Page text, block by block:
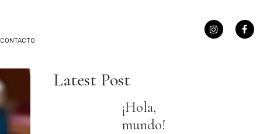
CONTACTO
Latest Post
¡Hola,
mundo!